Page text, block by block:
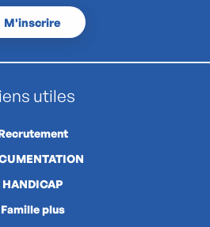
M'inscrire
utiles
HANDICAP
Famille plus